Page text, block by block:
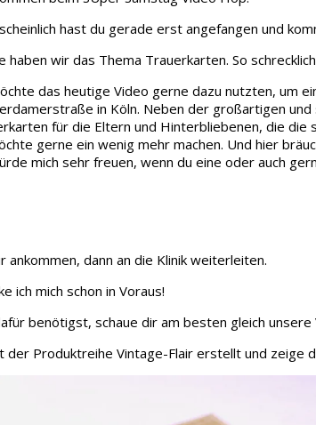
hast du gerade erst angefangen und
haben wir das Thema Trauerkarten. So
das heutige Video gerne dazu nutzten, um
in Köln. Neben der großartigen
für die Eltern und Hinterbliebenen, die die
gerne ein wenig mehr machen. Und hier
mich sehr freuen, wenn du eine oder auch
dann an die Klinik weiterleiten.
ich mich schon in Voraus!
benötigst, schaue dir am besten gleich unsere
der Produktreihe Vintage-Flair erstellt und zeige